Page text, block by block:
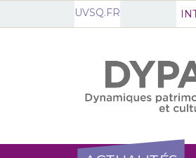
UVSQ.FR